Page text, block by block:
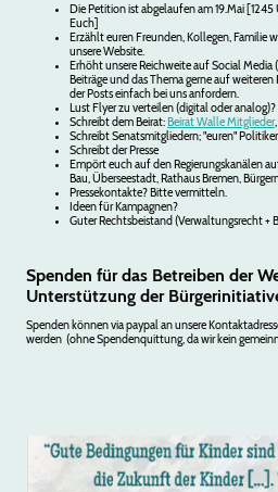
Die Petition ist abgelaufen am 19.Mai
Euch]
Erzählt euren Freunden, Kollegen, Familie
unsere Website.
Erhöht unsere Reichweite auf Social Media (
Beiträge und das Thema gerne auf
der Posts einfach bei uns anfordern.
Lust Flyer zu verteilen (digital oder analog)?
Schreibt dem Beirat:Beirat Walle Mitglieder,
Schreibt Senatsmitgliedern; "euren"
Schreibt der Presse
Empört euch auf den Regierungskanälen
Bau, Überseestadt, Rathaus Bremen,
Pressekontakte? Bitte vermitteln.
Ideen für Kampagnen?
Guter Rechtsbeistand (Verwaltungsrecht +
Spenden für das Betreiben der
Unterstützung der
Spenden können via paypal an unsere
werden (ohne Spendenquittung, da wir kein